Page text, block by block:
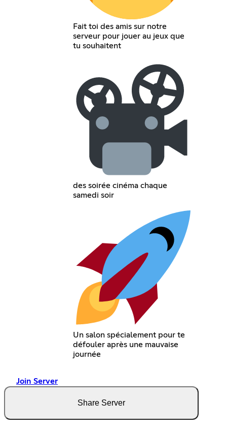
Fait toi des amis sur notre
serveur pour jouer au jeux que
tu souhaitent
des soirée cinéma chaque
samedi soir
Un salon spécialement pour te
défouler après une mauvaise
journée
Join Server
Share Server